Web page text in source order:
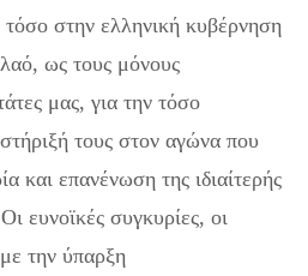
τόσο στην ελληνική κυβέρνηση
ως τους μόνους
μας, για την τόσο
τους στον αγώνα που
και επανένωση της ιδιαίτερής
ευνοϊκές συγκυρίες, οι
την ύπαρξη